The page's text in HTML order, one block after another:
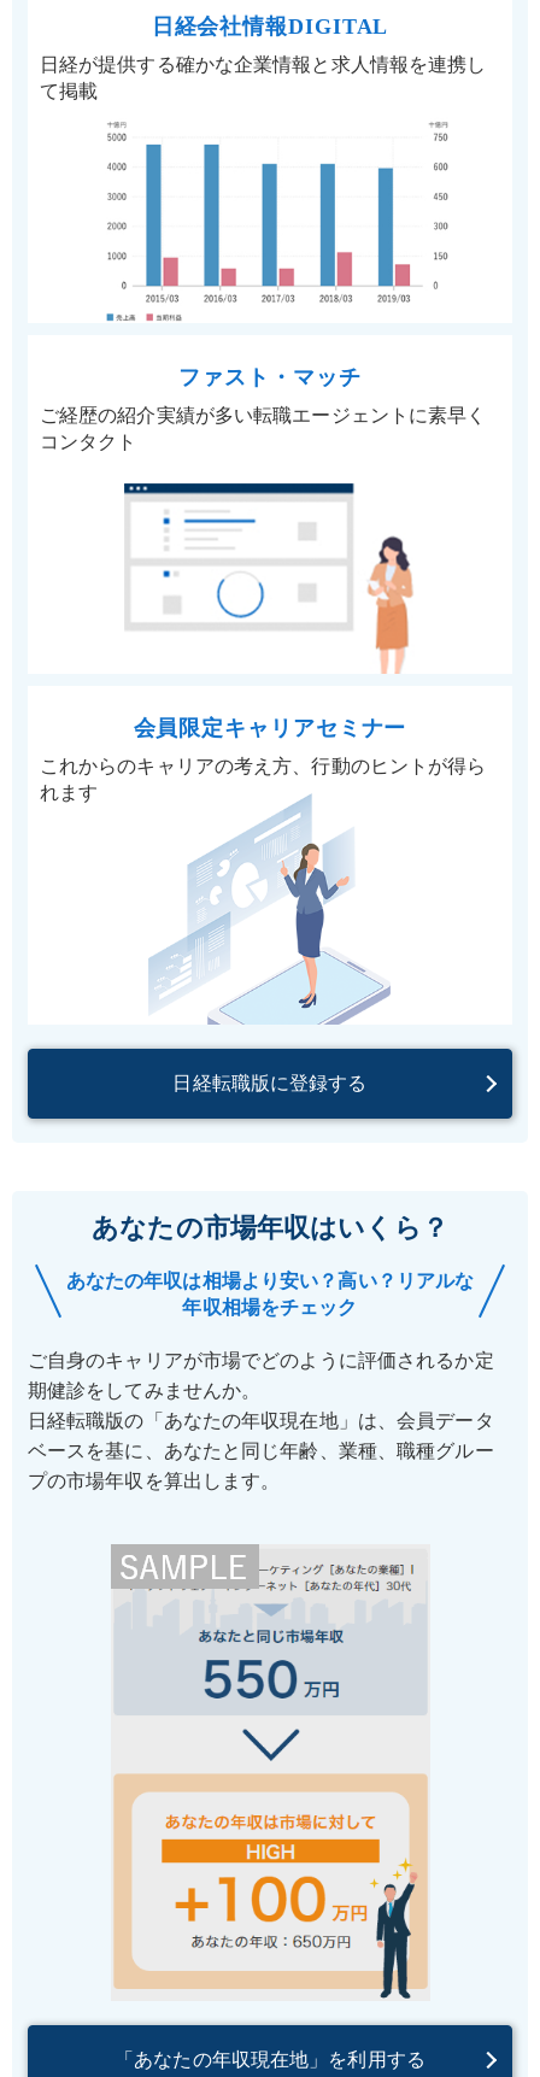
日経会社情報DIGITAL
日経が提供する確かな企業情報と求人情報を連携し
て掲載
ファスト・マッチ
ご経歴の紹介実績が多い転職エージェントに素早く
コンタクト
会員限定キャリアセミナー
これからのキャリアの考え方、行動のヒントが得ら
れます
日経転職版に登録する
あなたの市場年収はいくら？
あなたの年収は相場より安い？高い？リアルな
年収相場をチェック
ご自身のキャリアが市場でどのように評価されるか定
期健診をしてみませんか。
日経転職版の「あなたの年収現在地」は、会員データ
ベースを基に、あなたと同じ年齢、業種、職種グルー
プの市場年収を算出します。
「あなたの年収現在地」を利用する